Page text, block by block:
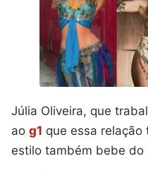
Júlia Oliveira, que
ao g1 que essa relação
estilo também bebe do